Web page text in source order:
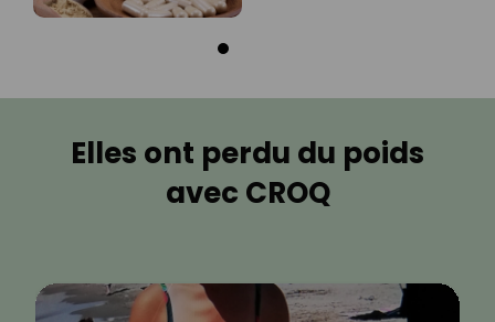
Elles ont perdu du poids
avec CROQ